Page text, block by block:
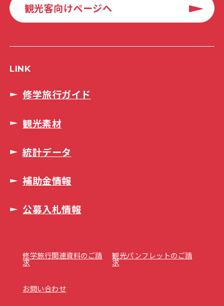
観光客向けページへ
LINK
修学旅行ガイド
観光素材
統計データ
補助金情報
公募入札情報
修学旅行関連資料のご請
求
観光パンフレットのご請
求
お問い合わせ